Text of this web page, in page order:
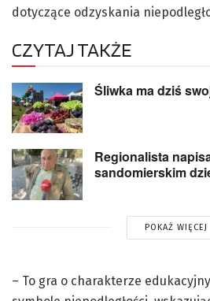
dotyczące odzyskania
CZYTAJ TAKŻE
Śliwka ma dziś
Regionalista
sandomierskim
POKAŻ WIĘCEJ
– To gra o charakterze